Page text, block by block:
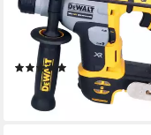
Akku Bohrhammer 18
mm 1,4 Joule SDS plus
Brushless + 1x
(1)
269,37 €
lieferbar - in 2-3 Werktagen